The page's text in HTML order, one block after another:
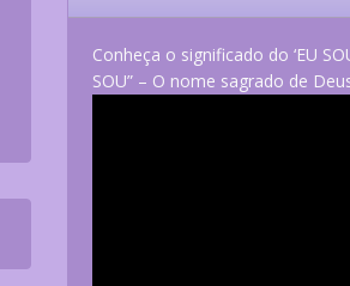
Conheça o significado do ‘EU
SOU” – O nome sagrado de